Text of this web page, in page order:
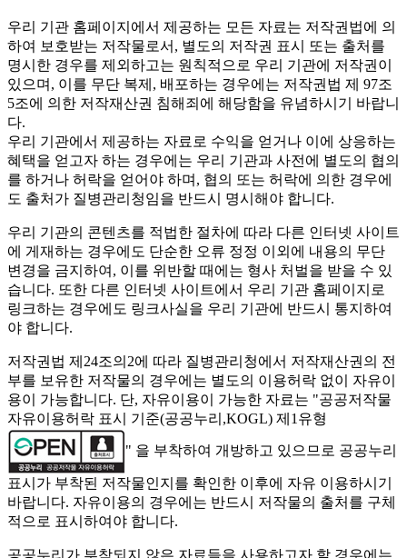
우리 기관 홈페이지에서 제공하는 모든 자료는 저작권법에 의
하여 보호받는 저작물로서, 별도의 저작권 표시 또는 출처를
명시한 경우를 제외하고는 원칙적으로 우리 기관에 저작권이
있으며, 이를 무단 복제, 배포하는 경우에는 저작권법 제 97조
5조에 의한 저작재산권 침해죄에 해당함을 유념하시기 바랍니
다.
우리 기관에서 제공하는 자료로 수익을 얻거나 이에 상응하는
혜택을 얻고자 하는 경우에는 우리 기관과 사전에 별도의 협의
를 하거나 허락을 얻어야 하며, 협의 또는 허락에 의한 경우에
도 출처가 질병관리청임을 반드시 명시해야 합니다.
우리 기관의 콘텐츠를 적법한 절차에 따라 다른 인터넷 사이트
에 게재하는 경우에도 단순한 오류 정정 이외에 내용의 무단
변경을 금지하여, 이를 위반할 때에는 형사 처벌을 받을 수 있
습니다. 또한 다른 인터넷 사이트에서 우리 기관 홈페이지로
링크하는 경우에도 링크사실을 우리 기관에 반드시 통지하여
야 합니다.
저작권법 제24조의2에 따라 질병관리청에서 저작재산권의 전
부를 보유한 저작물의 경우에는 별도의 이용허락 없이 자유이
용이 가능합니다. 단, 자유이용이 가능한 자료는 "공공저작물
자유이용허락 표시 기준(공공누리,KOGL) 제1유형
" 을 부착하여 개방하고 있으므로 공공누리
표시가 부착된 저작물인지를 확인한 이후에 자유 이용하시기
바랍니다. 자유이용의 경우에는 반드시 저작물의 출처를 구체
적으로 표시하여야 합니다.
공공누리가 부착되지 않은 자료들을 사용하고자 할 경우에는